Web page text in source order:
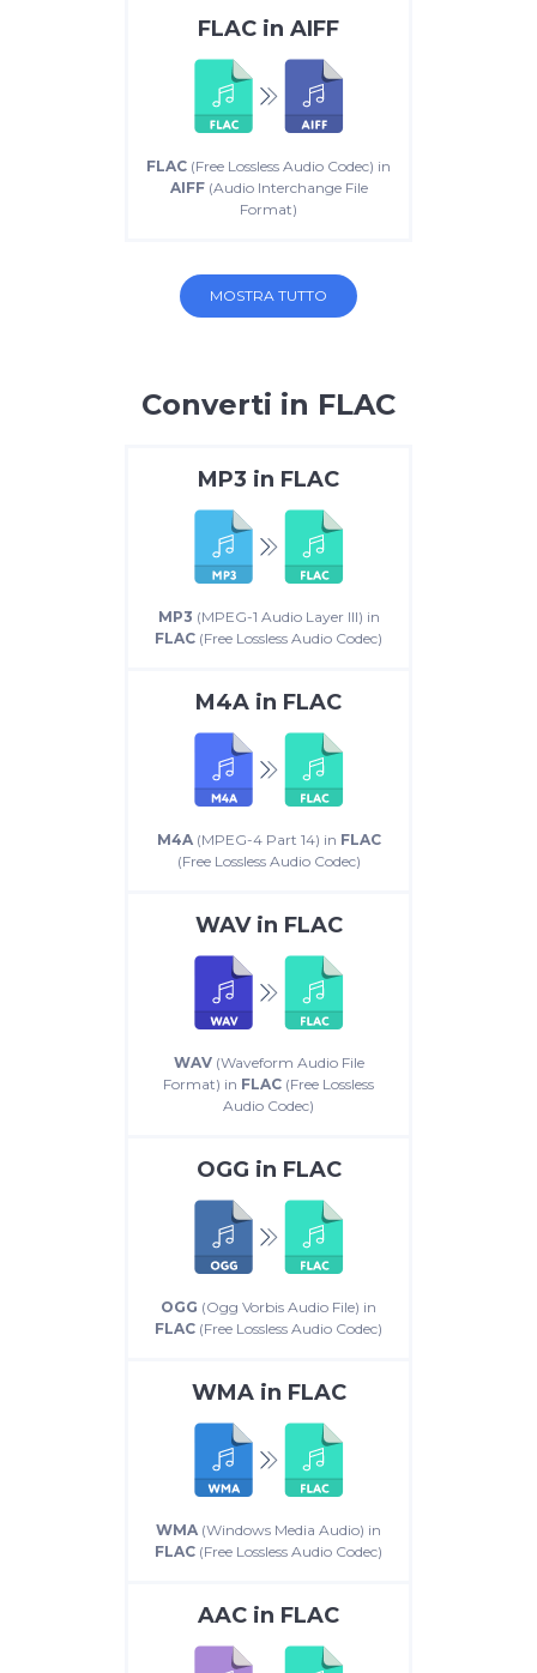
FLAC in AIFF
FLAC (Free Lossless Audio Codec) in
AIFF(Audio Interchange File
Format)
MOSTRA TUTTO
Converti in FLAC
MP3 in FLAC
MP3 (MPEG-1 Audio Layer III) in
FLAC (Free Lossless Audio Codec)
M4A in FLAC
M4A(MPEG-4 Part 14) in FLAC
(Free Lossless Audio Codec)
WAVin FLAC
WAV(Waveform Audio File
Format) in FLAC (Free Lossless
Audio Codec)
OGG in FLAC
OGG (Ogg Vorbis Audio File) in
FLAC (Free Lossless Audio Codec)
WMAin FLAC
WMA (Windows Media Audio) in
FLAC (Free Lossless Audio Codec)
AAC in FLAC